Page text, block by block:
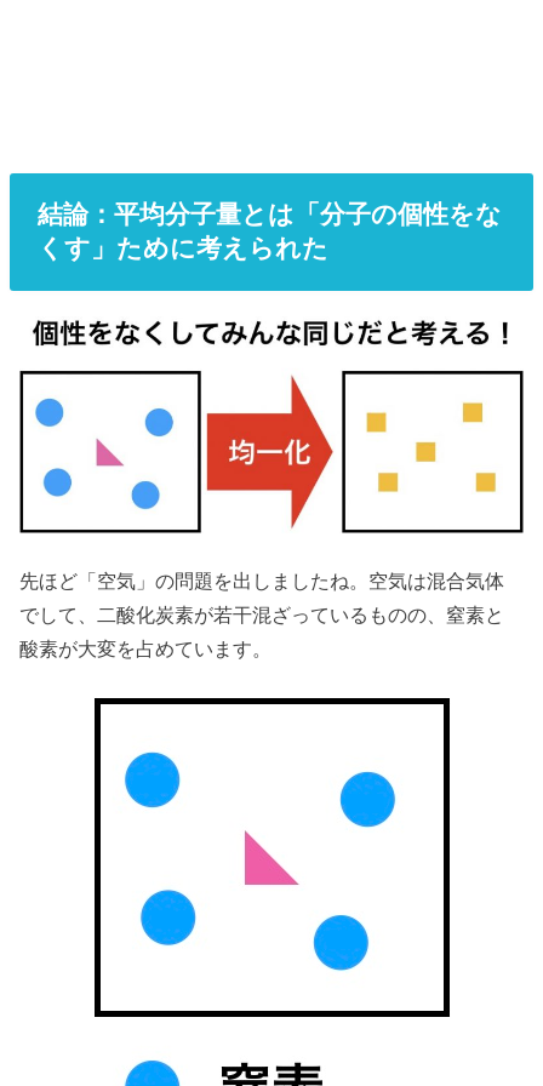
結論：平均分子量とは「分子の個性をな
くす」ために考えられた
先ほど「空気」の問題を出しましたね。空気は混合気体
でして、二酸化炭素が若干混ざっているものの、窒素と
酸素が大変を占めています。